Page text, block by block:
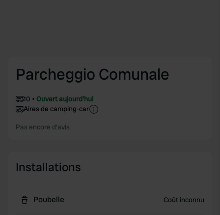
Parcheggio Comunale
10
Ouvert aujourd'hui
Aires de camping-car
Pas encore d'avis
Installations
Poubelle Coût inconnu